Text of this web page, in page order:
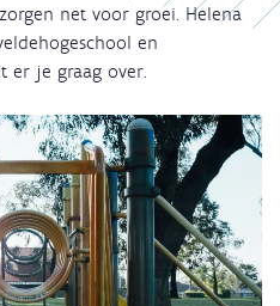
net voor groei. Helena
en
er je graag over.